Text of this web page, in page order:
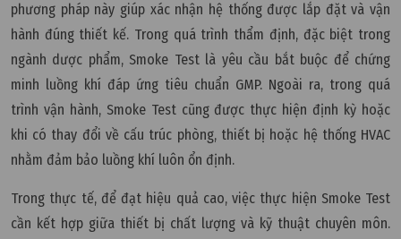
phương pháp này giúp xác nhận hệ thống được lắp đặt và vận
hành đúng thiết kế. Trong quá trình thẩm định, đặc biệt trong
ngành dược phẩm, Smoke Test là yêu cầu bắt buộc để chứng
minh luồng khí đáp ứng tiêu chuẩn GMP. Ngoài ra, trong quá
trình vận hành, Smoke Test cũng được thực hiện định kỳ hoặc
khi có thay đổi về cấu trúc phòng, thiết bị hoặc hệ thống HVAC
nhằm đảm bảo luồng khí luôn ổn định.
Trong thực tế, để đạt hiệu quả cao, việc thực hiện Smoke Test
cần kết hợp giữa thiết bị chất lượng và kỹ thuật chuyên môn.